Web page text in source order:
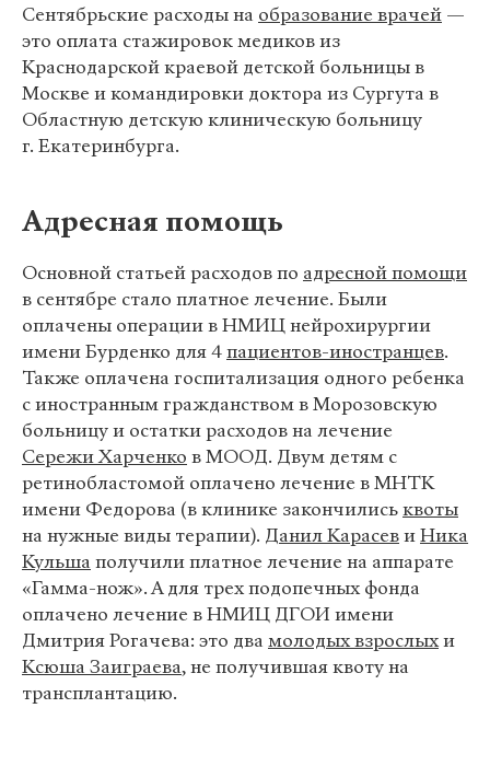
Сентябрьские расходы на образование врачей —
это оплата стажировок медиков из
Краснодарской краевой детской больницы в
Москве и командировки доктора из Сургута в
Областную детскую клиническую больницу
г. Екатеринбурга.
Адресная помощь
Основной статьей расходов по адресной помощи
в сентябре стало платное лечение. Были
оплачены операции в НМИЦ нейрохирургии
имени Бурденко для 4пациентов-иностранцев.
Также оплачена госпитализация одного ребенка
с иностранным гражданством в Морозовскую
больницу и остатки расходов на лечение
Сережи Харченко в МООД. Двум детям с
ретинобластомой оплачено лечение в МНТК
имени Федорова (в клинике закончилиськвоты
на нужные виды терапии). Данил КарасевиНика
Кульша получили платное лечение на аппарате
«Гамма-нож». А для трех подопечных фонда
оплачено лечение в НМИЦ ДГОИ имени
Дмитрия Рогачева: это два молодых взрослыхи
Ксюша Заиграева, не получившая квоту на
трансплантацию.